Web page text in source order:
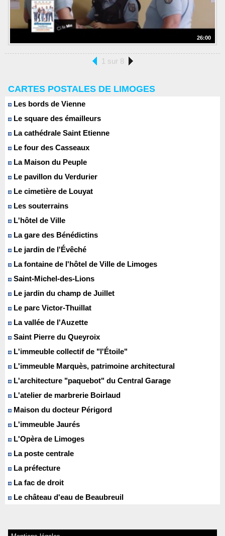
26:00
1 sur 8
CARTES POSTALES DE LIMOGES
Les bords de Vienne
Le square des émailleurs
La cathédrale Saint Etienne
Le four des Casseaux
La Maison du Peuple
Le pavillon du Verdurier
Le cimetière de Louyat
Les souterrains
L'hôtel de Ville
La gare des Bénédictins
Le jardin de l'Évêché
La fontaine de l'hôtel de Ville de Limoges
Saint-Michel-des-Lions
Le jardin du champ de Juillet
Le parc Victor-Thuillat
La vallée de l'Auzette
Saint Pierre du Queyroix
L'immeuble collectif de "l'Étoile"
L'immeuble Marquès, patrimoine architectural
L'architecture "paquebot" du Central Garage
L'atelier de marbrerie Boirlaud
Maison du docteur Périgord
L'immeuble Jaurés
L'Opèra de Limoges
La poste centrale
La préfecture
La fac de droit
Le château d'eau de Beaubreuil